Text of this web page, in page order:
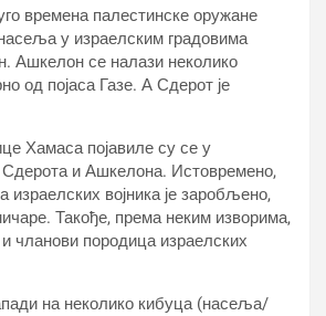
времена палестинске оружане
у израелским градовима
Ашкелон се налази неколико
од појаса Газе. А Сдерот је
Хамаса појавиле су се у
и Ашкелона. Истовремено,
израелских војника је заробљено,
Такође, према неким изворима,
чланови породица израелских
на неколико кибуца (насеља/